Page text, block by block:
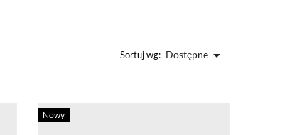
Sortuj wg: Dostępne 
Nowy